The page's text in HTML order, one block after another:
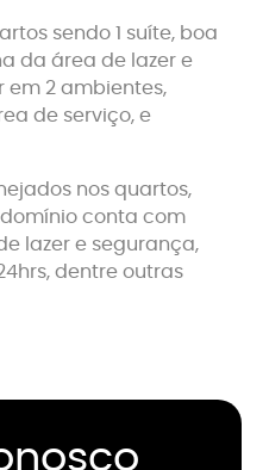
sendo 1 suíte, boa
da área de lazer e
em 2 ambientes,
de serviço, e
nos quartos,
conta com
lazer e segurança,
dentre outras